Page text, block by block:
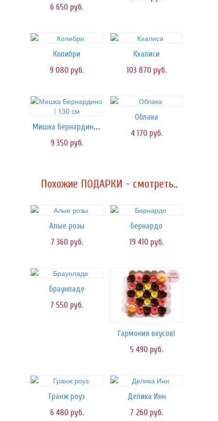
6 650 руб.
Колибри
9 080 руб.
Кхалиси
103 870 руб.
Мишка Бернардино | 130 см
9 350 руб.
Облака
4 170 руб.
Похожие ПОДАРКИ - смотреть..
Алые розы
7 360 руб.
Бернардо
19 410 руб.
Браунладе
7 550 руб.
Гармония вкусов!
5 490 руб.
Гранж роуз
6 480 руб.
Делика Инн
7 260 руб.